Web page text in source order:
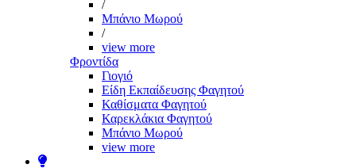
/
Μπάνιο Μωρού
/
view more
Φροντίδα
Γιογιό
Είδη Εκπαίδευσης Φαγητού
Καθίσματα Φαγητού
Καρεκλάκια Φαγητού
Μπάνιο Μωρού
view more